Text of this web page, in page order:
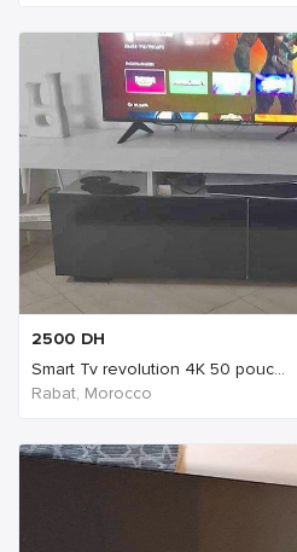
2500 DH
Smart Tv revolution 4K 50 pouc...
Rabat, Morocco